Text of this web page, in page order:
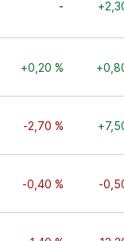
-
+0,20 %
-2,70 %
-0,40 % -